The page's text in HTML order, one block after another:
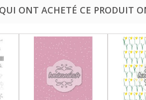
ONT ACHETÉ CE PRODUIT